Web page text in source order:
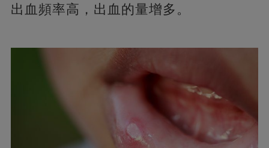
出血頻率高，出血的量增多。